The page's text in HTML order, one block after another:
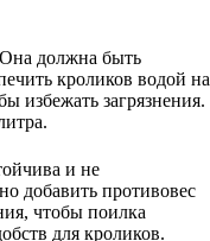
должна быть
кроликов водой на
избежать загрязнения.
и не
добавить противовес
чтобы поилка
для кроликов.